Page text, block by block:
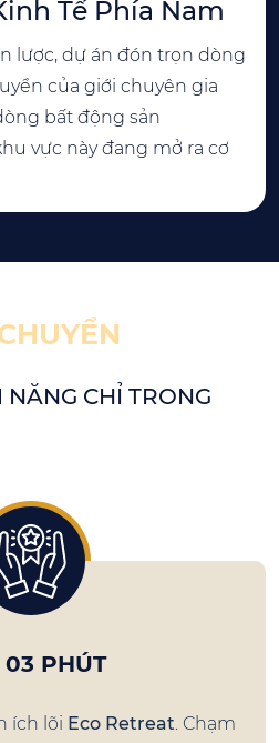
Tế Phía Nam
lược, dự án đón trọn dòng
của giới chuyên gia
bất động sản
vực này đang mở ra cơ
NĂNG CHỈ TRONG
03 PHÚT
ích lõi Eco Retreat. Chạm